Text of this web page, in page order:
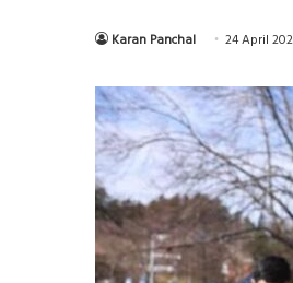
Karan Panchal 24 April